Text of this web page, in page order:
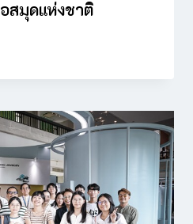
สมุดแห่งชาติ